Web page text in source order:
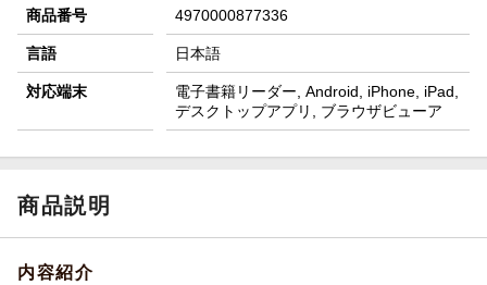
商品番号 4970000877336
言語 日本語
対応端末
電子書籍リーダー, Android, iPhone, iPad,
デスクトップアプリ, ブラウザビューア
商品説明
内容紹介